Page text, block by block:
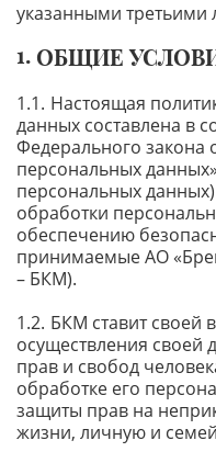
указанными третьими
ОБЩИЕ
Настоящая
данных составлена в
Федерального закона
персональных
персональных
обработки
обеспечению
принимаемые АО
– БКМ).
БКМ ставит своей
осуществления своей
прав и свобод
обработке его
защиты прав на
жизни, личную и